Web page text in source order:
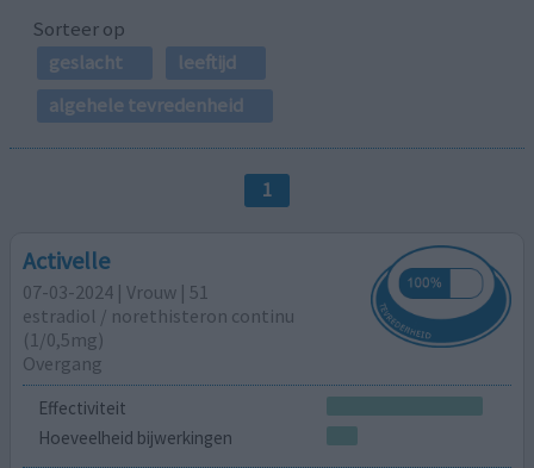
Sorteer op
geslacht
leeftijd
algehele tevredenheid
1
Activelle
07-03-2024 | Vrouw | 51
estradiol / norethisteron continu
(1/0,5mg)
Overgang
Effectiviteit
Hoeveelheid bijwerkingen